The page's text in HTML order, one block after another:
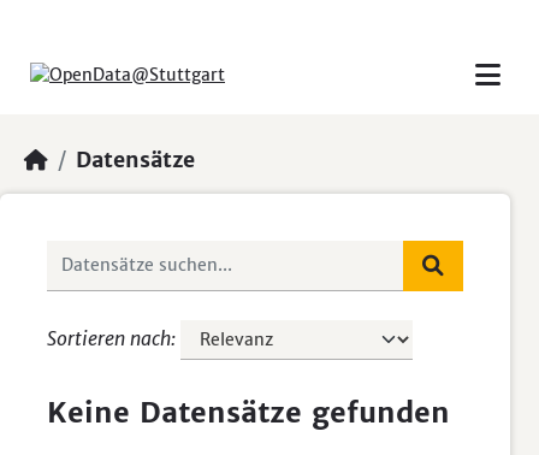
Datensätze
Sortieren nach
Keine Datensätze gefunden